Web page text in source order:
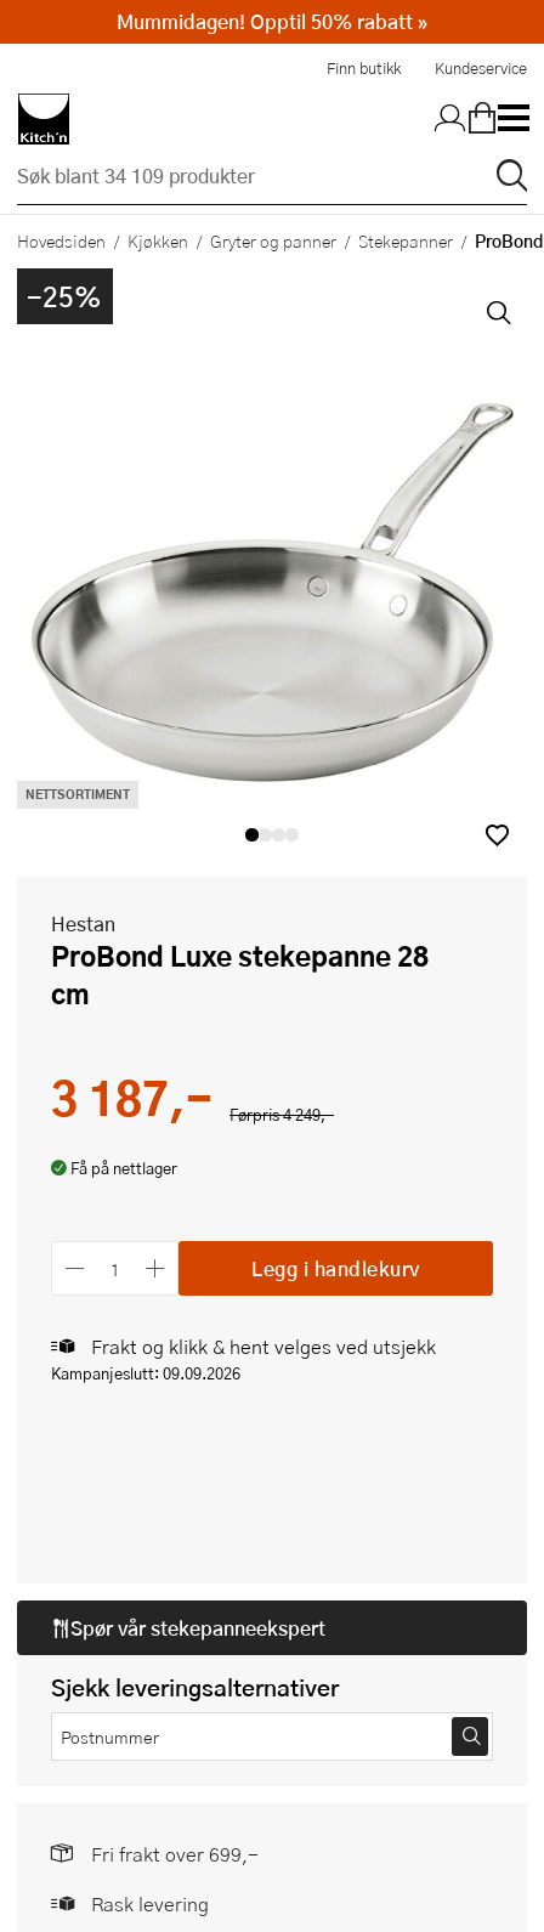
Finn butikk Kundeservice
Hovedsiden Kjøkken Gryter og panner Stekepanner
-25%
NETTSORTIMENT
Hestan
ProBond Luxe stekepanne 28
cm
Førpris4 249,-
3 187,-
Få på nettlager
Legg i handlekurv
Frakt og klikk & hent velges ved utsjekk
Kampanjeslutt: 09.09.2026
Spør vårstekepanneekspert
Sjekk leveringsalternativer
Fri frakt over 699,-
Rask levering
Mummidagen! Opptil 50% rabatt »